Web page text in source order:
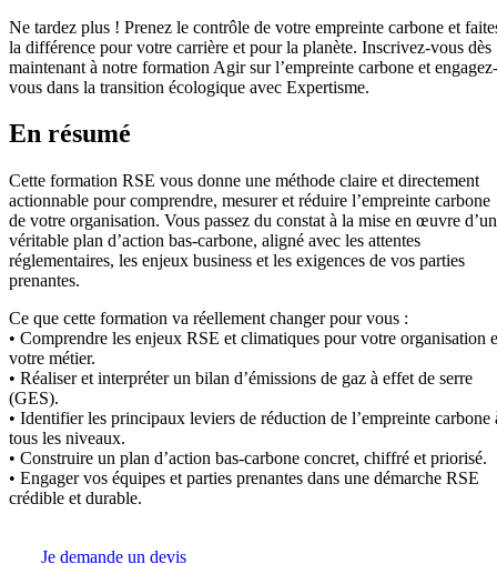
Ne tardez plus ! Prenez le contrôle de votre empreinte carbone et
la différence pour votre carrière et pour la planète. Inscrivez-vous dès
maintenant à notre formation Agir sur l’empreinte carbone et engagez-
vous dans la transition écologique avec Expertisme.
En résumé
Cette formation RSE vous donne une méthode claire et directement
actionnable pour comprendre, mesurer et réduire l’empreinte carbone
de votre organisation. Vous passez du constat à la mise en œuvre d’un
véritable plan d’action bas-carbone, aligné avec les attentes
réglementaires, les enjeux business et les exigences de vos parties
prenantes.
Ce que cette formation va réellement changer pour vous :
• Comprendre les enjeux RSE et climatiques pour votre organisation
votre métier.
• Réaliser et interpréter un bilan d’émissions de gaz à effet de serre
(GES).
• Identifier les principaux leviers de réduction de l’empreinte carbone
tous les niveaux.
• Construire un plan d’action bas-carbone concret, chiffré et priorisé.
• Engager vos équipes et parties prenantes dans une démarche RSE
crédible et durable.
Je demande un devis